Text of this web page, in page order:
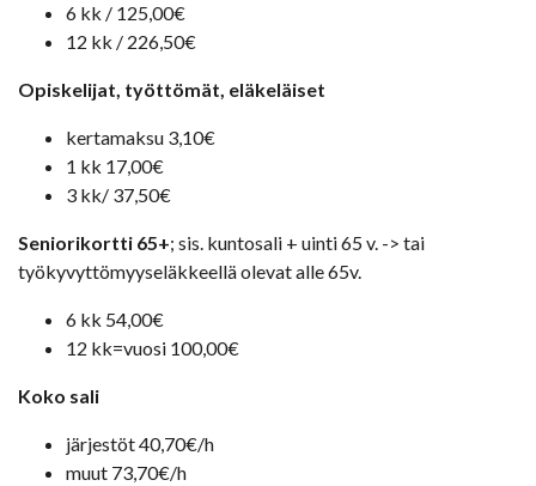
6 kk / 125,00€
12 kk / 226,50€
Opiskelijat, työttömät, eläkeläiset
kertamaksu 3,10€
1 kk 17,00€
3 kk/ 37,50€
Seniorikortti 65+; sis. kuntosali + uinti 65 v. -> tai
työkyvyttömyyseläkkeellä olevat alle 65v.
6 kk 54,00€
12 kk=vuosi 100,00€
Koko sali
järjestöt 40,70€/h
muut 73,70€/h